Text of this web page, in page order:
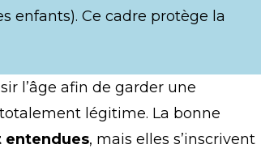
enfants). Ce cadre protège la
l’âge afin de garder une
légitime. La bonne
entendues, mais elles s’inscrivent